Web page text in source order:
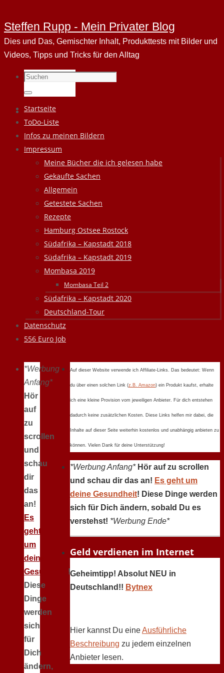
Steffen Rupp - Mein Privater Blog
Dies und Das, Gemischter Inhalt, Produkttests mit Bilder und
Videos, Tipps und Tricks für den Alltag
Suchen
nach:
Suchen
Zum
Inhalt
springen
Startseite
ToDo-Liste
Infos zu meinen Bildern
Impressum
Meine Bücher die ich gelesen habe
Gekaufte Sachen
Allgemein
Getestete Sachen
Rezepte
Hamburg Ostsee Rostock
Südafrika – Kapstadt 2018
Südafrika – Kapstadt 2019
Mombasa 2019
Mombasa Teil 2
Südafrika – Kapstadt 2020
Deutschland-Tour
Datenschutz
556 Euro Job
*Werbung
Anfang*
Hör
auf
zu
scrollen
und
schau
dir
das
an!
Es
geht
um
deine
Gesundheit !
Diese
Dinge
werden
sich
für
Dich
ändern,
Auf dieser Website verwende ich Affiliate-Links. Das bedeutet: Wenn
du über einen solchen Link (z.B. Amazon) ein Produkt kaufst, erhalte
ich eine kleine Provision vom jeweiligen Anbieter. Für dich entstehen
dadurch keine zusätzlichen Kosten. Diese Links helfen mir dabei, die
Inhalte auf dieser Seite weiterhin kostenlos und unabhängig anbieten zu
können. Vielen Dank für deine Unterstützung!
*Werbung Anfang* Hör auf zu scrollen
und schau dir das an! Es geht um
deine Gesundheit! Diese Dinge werden
sich für Dich ändern, sobald Du es
verstehst! *Werbung Ende*
Geld verdienen im Internet
Geheimtipp! Absolut NEU in
Deutschland!! Bytnex
Hier kannst Du eineAusführliche
Beschreibung zu jedem einzelnen
Anbieter lesen.